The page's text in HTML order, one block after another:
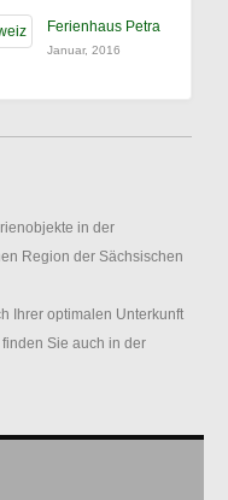
Ferienhaus Petra
Januar, 2016
in der
Region der Sächsischen
Ihrer optimalen Unterkunft
Sie auch in der